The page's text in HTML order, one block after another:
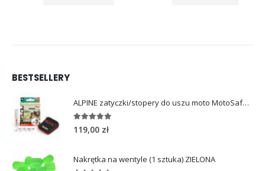
BESTSELLERY
ALPINE zatyczki/stopery do uszu moto MotoSafe Pro
4.96out of 5
119,00 zł
Nakrętka na wentyle (1 sztuka) ZIELONA